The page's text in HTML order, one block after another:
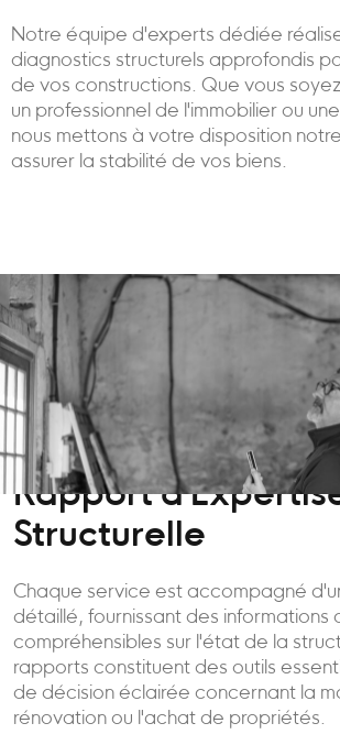
Notre équipe d'experts dédiée
diagnostics structurels approfondis
de vos constructions. Que vous
un professionnel de l'immobilier ou
nous mettons à votre disposition
assurer la stabilité de vos biens.
Rapport
Structurelle
Chaque service est accompagné
détaillé, fournissant des informations
compréhensibles sur l'état de la
rapports constituent des outils
de décision éclairée concernant la
rénovation ou l'achat de propriétés.